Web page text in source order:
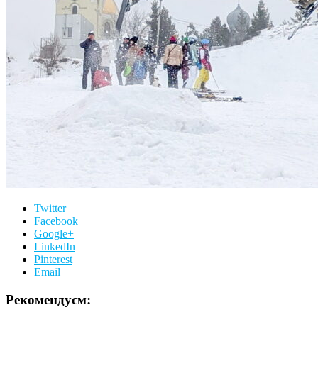
Twitter
Facebook
Google+
LinkedIn
Pinterest
Email
Рекомендуєм: